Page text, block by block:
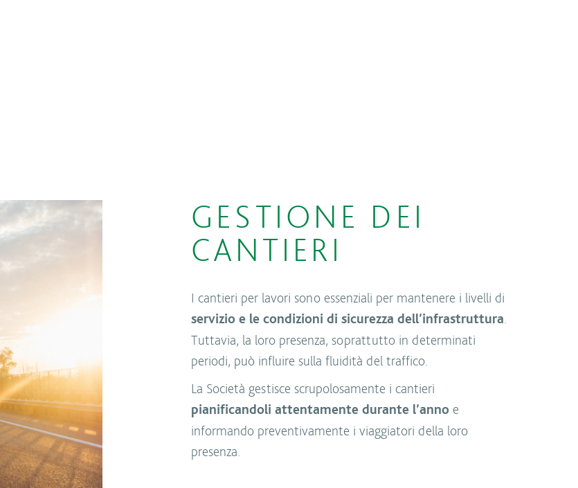
GESTIONE DEI
CANTIERI
I cantieri per lavori sono essenziali per mantenere i livelli di
servizio e le condizioni di sicurezza dell’infrastruttura.
Tuttavia, la loro presenza, soprattutto in determinati
periodi, può influire sulla fluidità del traffico.
La Società gestisce scrupolosamente i cantieri
pianificandoli attentamente durante l’anno e
informando preventivamente i viaggiatori della loro
presenza.